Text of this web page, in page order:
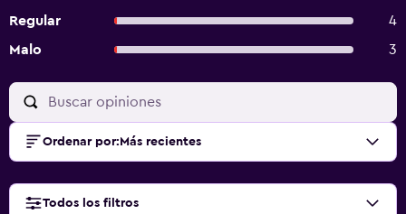
Regular
4
Malo
3
Ordenar por: Más recientes
Todos los filtros